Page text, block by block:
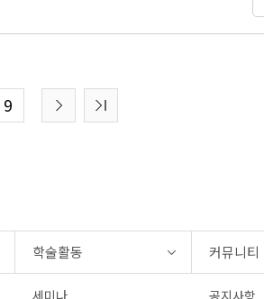
9
학술활동
세미나
커뮤니티
공지사항